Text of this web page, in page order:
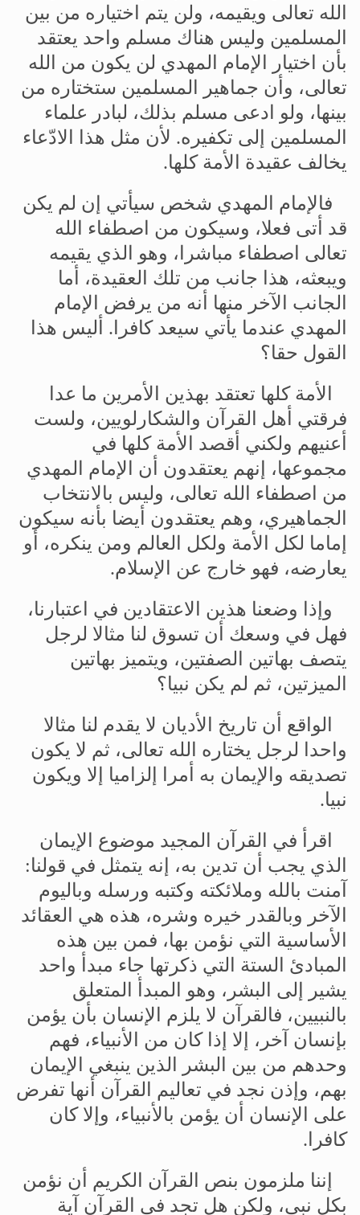
الله تعالى ويقيمه، ولن يتم اختياره من بين
المسلمين وليس هناك مسلم واحد يعتقد
بأن
اختيار الإمام المهدي لن يكون من
الله
تعالى، وأن جماهير المسلمين ستختاره من
بينها، ولو ادعى مسلم بذلك، لبادر علماء
المسلمين
إلى تكفيره. لأن مثل هذا
الادّعاء
يخالف عقيدة الأمة كلها.
فالإمام
المهدي شخص سيأتي إن لم يكن
قد أتى فعلا، وسيكون من اصطفاء
الله
تعالى اصطفاء مباشرا، وهو الذي يقيمه
ويبعثه، هذا جانب من تلك العقيدة،
أما
الجانب
الآخر منها أنه من يرفض
الإمام
المهدي عندما يأتي سيعد كافرا . أليس هذا
القول حقا؟
الأمة كلها تعتقد بهذين الأمرين ما عدا
فرقتي أهل القرآن والشكارلويين، ولست
أعنيهم ولكني أقصد الأمة كلها في
مجموعها،
إنهم يعتقدون أن الإمام
المهدي
من اصطفاء الله تعالى، وليس بالانتخاب
الجماهيري، وهم يعتقدون أيضا بأنه سيكون
إماما لكل الأمة ولكل العالم ومن ينكره،
أو
يعارضه، فهو خارج عن الإسلام.
وإذا
وضعنا هذين الاعتقادين في
اعتبارنا،
فهل في وسعك أن تسوق لنا مثالا لرجل
يتصف بهاتين الصفتين، ويتميز بهاتين
الميزتين، ثم لم يكن نبيا؟
الواقع
أن تاريخ الأديان لا يقدم لنا مثالا
واحدا
لرجل يختاره الله تعالى، ثم لا يكون
تصديقه والإيمان به أمرا إلزاميا إلا ويكون
نبيا.
اقرأ
في القرآن المجيد موضوع
الإيمان
الذي يجب أن تدين به، إنه يتمثل في قولنا:
آمنت بالله وملائكته وكتبه ورسله وباليوم
الآخر وبالقدر خيره وشره، هذه هي
العقائد
الأساسية
التي نؤمن بها، فمن بين هذه
المبادئ
الستة التي ذكرتها جاء مبدأ
واحد
يشير
إلى البشر، وهو المبدأ
المتعلق
بالنبيين، فالقرآن لا يلزم الإنسان بأن يؤمن
بإنسان
آخر، إلا إذا كان من الأنبياء، فهم
وحدهم من بين البشر الذين ينبغي
الإيمان
بهم، وإذن نجد في تعاليم القرآن أنها تفرض
على
الإنسان أن يؤمن بالأنبياء، وإلا كان
كافرا .
إننا ملزمون بنص القرآن الكريم أن نؤمن
بكل نبي، ولكن هل تجد في القرآن
آية